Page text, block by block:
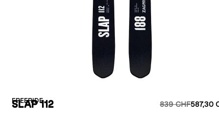
FREERIDE
SLAP 112 839 CHF587,30